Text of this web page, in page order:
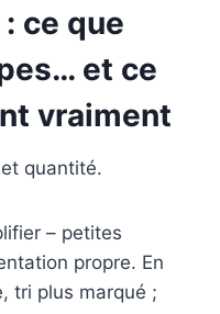
ce que
et ce
vraiment
quantité.
– petites
propre. En
tri plus marqué ;